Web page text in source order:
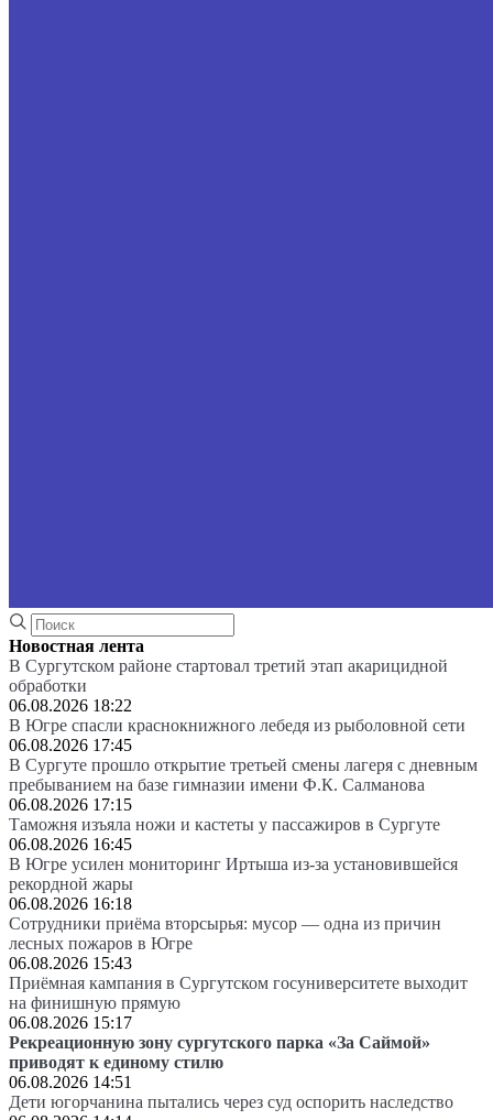
Новостная лента
В Сургутском районе стартовал третий этап акарицидной
обработки
06.08.2026 18:22
В Югре спасли краснокнижного лебедя из рыболовной сети
06.08.2026 17:45
В Сургуте прошло открытие третьей смены лагеря с дневным
пребыванием на базе гимназии имени Ф.К. Салманова
06.08.2026 17:15
Таможня изъяла ножи и кастеты у пассажиров в Сургуте
06.08.2026 16:45
В Югре усилен мониторинг Иртыша из-за установившейся
рекордной жары
06.08.2026 16:18
Сотрудники приёма вторсырья: мусор — одна из причин
лесных пожаров в Югре
06.08.2026 15:43
Приёмная кампания в Сургутском госуниверситете выходит
на финишную прямую
06.08.2026 15:17
Рекреационную зону сургутского парка «За Саймой»
приводят к единому стилю
06.08.2026 14:51
Дети югорчанина пытались через суд оспорить наследство